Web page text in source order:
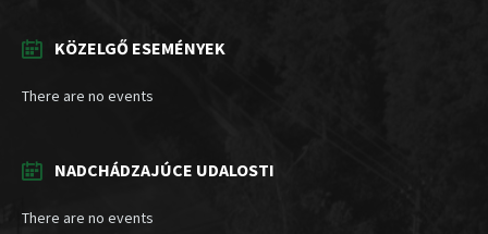
KÖZELGŐ ESEMÉNYEK
There are no events
NADCHÁDZAJÚCE UDALOSTI
There are no events